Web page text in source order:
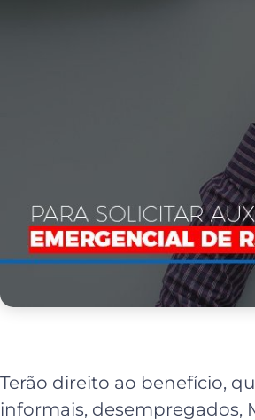
Terão direito ao benefício,
informais, desempregados,